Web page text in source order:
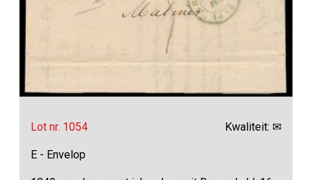
Lot nr. 1054 Kwaliteit: ✉
E - Envelop